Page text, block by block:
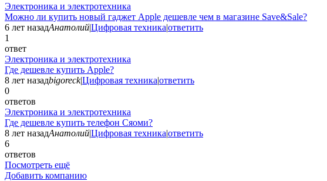
Электроника и электротехника
Можно ли купить новый гаджет Apple дешевле чем в магазине Save&Sale?
6 лет назадАнатолий|Цифровая техника|ответить
1
ответ
Электроника и электротехника
Где дешевле купить Apple?
8 лет назадbigoreck|Цифровая техника|ответить
0
ответов
Электроника и электротехника
Где дешевле купить телефон Сяоми?
8 лет назадАнатолий|Цифровая техника|ответить
6
ответов
Посмотреть ещё
Добавить компанию